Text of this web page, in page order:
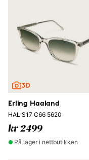
Erling Haaland
HAL S17 C66 5620
kr 2499
På lager i nettbutikken